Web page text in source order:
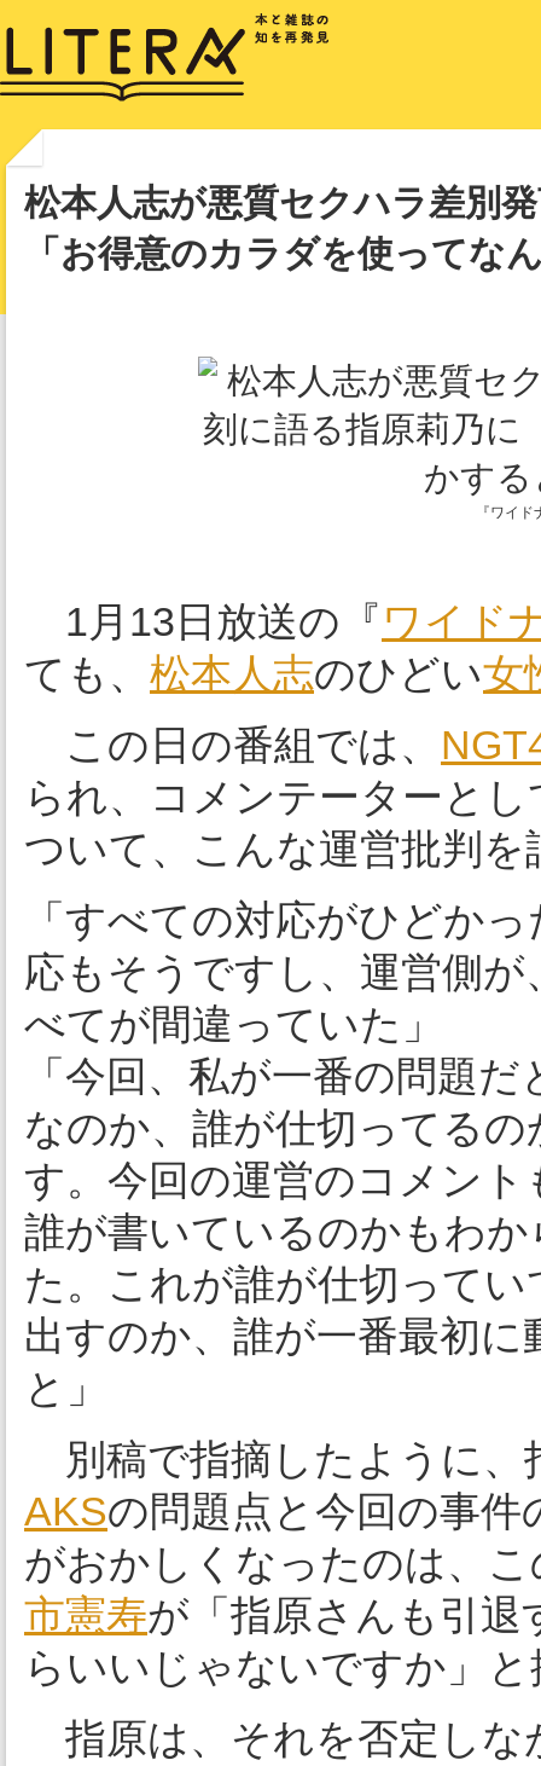
松本人志が悪質セクハラ差別
「お得意のカラダを使ってな
『ワイ
1月13日放送の『ワイド
ても、 松本人志のひどい女
この日の番組では、
られ、コメンテーターと
ついて、こんな運営批判を
「すべての対応がひどか
応もそうですし、運営側
べてが間違っていた」
「今回、私が一番の問題
なのか、誰が仕切ってる
す。今回の運営のコメン
誰が書いているのかもわ
た。これが誰が仕切って
出すのか、誰が一番最初
と」
別稿で指摘したように、
AKSの問題点と今回の事
がおかしくなったのは、
市憲寿が「指原さんも引
らいいじゃないですか」
指原は、それを否定しな